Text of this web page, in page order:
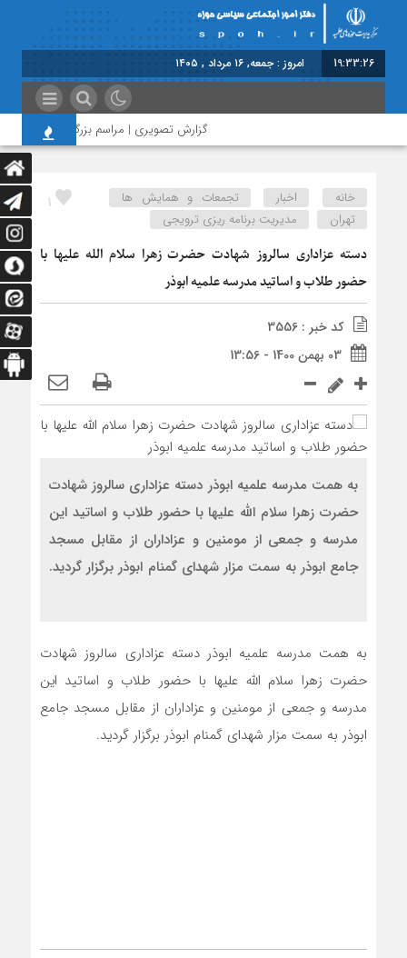
19:33:27 امروز : جمعه, ۱۶ مرداد , ۱۴۰۵
گزارش تصویری | مراسم بزرگداشت امام
1 خانه اخبار
تجمعات و همایش ها
تهران
مدیریت برنامه ریزی ترویجی
دسته عزاداری سالروز شهادت حضرت زهرا سلام الله علیها با
حضور طلاب و اساتید مدرسه علمیه ابوذر
کد خبر : 3556
03 بهمن 1400 - 13:56
به همت مدرسه علمیه ابوذر دسته عزاداری سالروز شهادت
حضرت زهرا سلام الله علیها با حضور طلاب و اساتید این
مدرسه و جمعی از مومنین و عزاداران از مقابل مسجد
جامع ابوذر به سمت مزار شهدای گمنام ابوذر برگزار گردید.
به همت مدرسه علمیه ابوذر دسته عزاداری سالروز شهادت
حضرت زهرا سلام الله علیها با حضور طلاب و اساتید این
مدرسه و جمعی از مومنین و عزاداران از مقابل مسجد جامع
ابوذر به سمت مزار شهدای گمنام ابوذر برگزار گردید.